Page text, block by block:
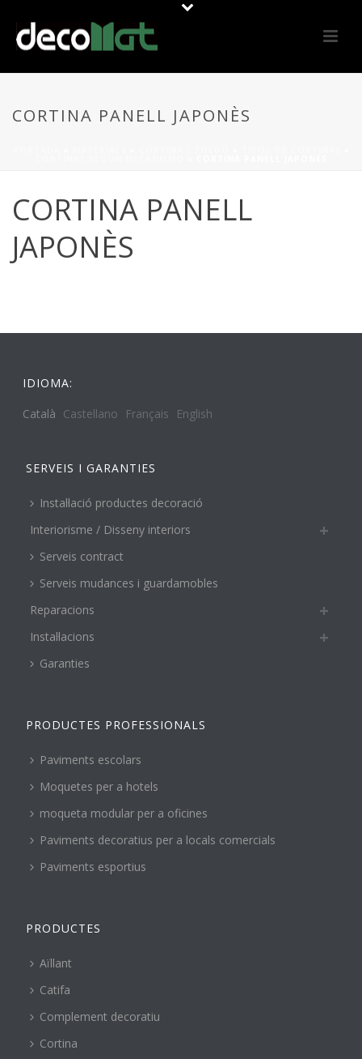
CORTINA PANELL JAPONÈS
CORTINA PANELL
JAPONÈS
IDIOMA:
Català Castellano Français English
SERVEIS I GARANTIES
Instal·lació productes decoració
Interiorisme / Disseny interiors
Serveis contract
Serveis mudances i guardamobles
Reparacions
Instal·lacions
Garanties
PRODUCTES PROFESSIONALS
Paviments escolars
Moquetes per a hotels
moqueta modular per a oficines
Paviments decoratius per a locals comercials
Paviments esportius
PRODUCTES
Aïllant
Catifa
Complement decoratiu
Cortina